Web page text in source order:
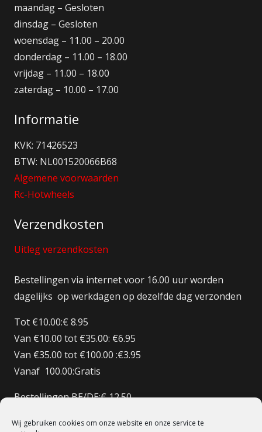
Wij gebruiken cookies om onze website en onze service te
maandag – Gesloten
dinsdag – Gesloten
woensdag – 11.00 – 20.00
donderdag – 11.00 – 18.00
vrijdag – 11.00 – 18.00
zaterdag – 10.00 – 17.00
Informatie
KVK: 71426523
BTW: NL001520066B68
Algemene voorwaarden
Rc-Hotwheels
Verzendkosten
Uitleg verzendkosten
Bestellingen via internet voor 16.00 uur worden
dagelijks op werkdagen op dezelfde dag verzonden
Tot €10.00:€ 8.95
Van €10.00 tot €35.00: €6.95
Van €35.00 tot €100.00 :€3.95
Vanaf 100.00:Gratis
Bestellingen BE/DE:€ 12.50